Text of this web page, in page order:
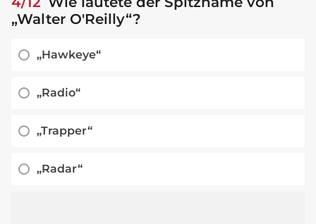
„Walter O'Reilly“?
„Hawkeye“
„Radio“
„Trapper“
„Radar“